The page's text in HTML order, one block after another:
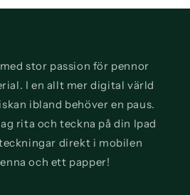
stor passion för pennor
I en allt mer digital värld
ibland behöver en paus.
rita och teckna på din Ipad
direkt i mobilen
och ett papper!